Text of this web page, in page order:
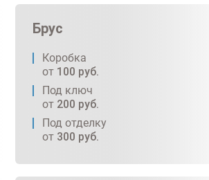
Брус
Коробка
от 100 руб.
Под ключ
от 200 руб.
Под отделку
от 300 руб.